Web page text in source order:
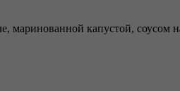
маринованной капустой,